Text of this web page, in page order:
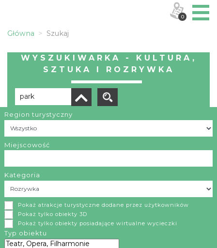
Główna Szukaj
WYSZUKIWARKA - KULTURA,
SZTUKA I ROZRYWKA
Region turystyczny
Miejscowość
Kategoria
Pokaż atrakcje turystyczne dodane przez użytkowników
Pokaż tylko obiekty 3D
Pokaż tylko obiekty posiadające wirtualne wycieczki
Typ obiektu
Liczba elementów:
Olkusz
Olkuski „Silver Park”, to jedna z największych baz sportowo-
wypoczynkowych w Polsce, ciesząca się zainteresowaniem
0